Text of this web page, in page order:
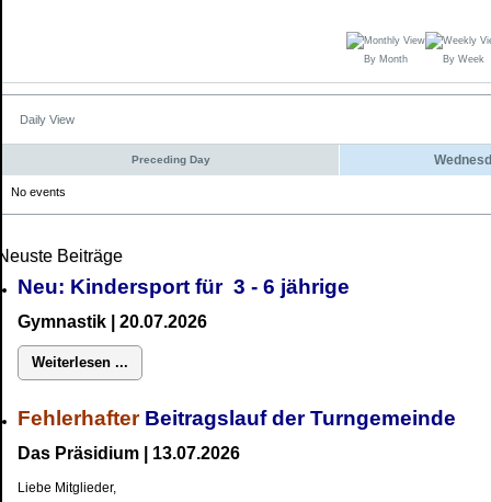
By Month By Week
Daily View
Preceding Day
No events
Beiträge
Neu: Kindersport für 3 - 6 jährige
Gymnastik | 20.07.2026
Weiterlesen ...
FehlerhafterBeitragslauf der Turngemeinde
Das Präsidium | 13.07.2026
Liebe Mitglieder,